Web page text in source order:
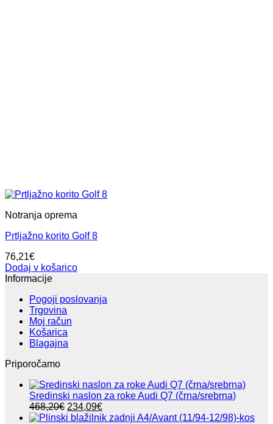
Notranja oprema
Prtljažno korito Golf 8
76,21€
Dodaj v košarico
Informacije
Pogoji poslovanja
Trgovina
Moj račun
Košarica
Blagajna
Priporočamo
Sredinski naslon za roke Audi Q7 (črna/srebrna)
468,20€ Izvirna
cena
234,09€Trenutna
cena